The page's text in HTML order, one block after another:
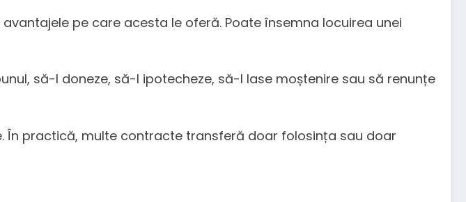
pe care acesta le oferă. Poate însemna locuirea unei
să-l doneze, să-l ipotecheze, să-l lase moștenire sau să renunțe
practică, multe contracte transferă doar folosința sau doar